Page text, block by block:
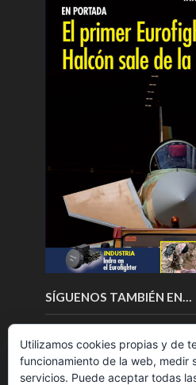
SÍGUENOS TAMBIÉN EN…
Utilizamos cookies propias y de
funcionamiento de la web, medir
servicios. Puede aceptar todas